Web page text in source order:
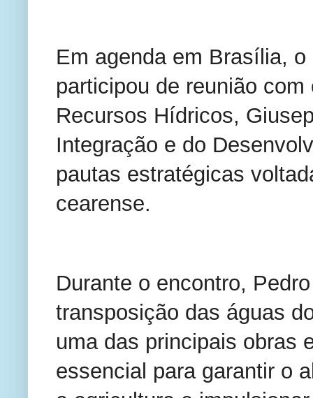
Em agenda em Brasília,
participou de reunião
Recursos Hídricos,
Integração e do
pautas estratégicas
cearense.
Durante o encontro,
transposição das águas
uma das principais obras
essencial para garantir o